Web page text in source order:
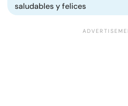
saludables y felices